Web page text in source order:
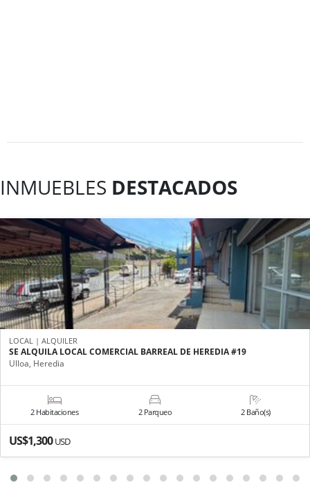
INMUEBLES DESTACADOS
LOCAL | ALQUILER
SE ALQUILA LOCAL COMERCIAL BARREAL DE HEREDIA #19
Ulloa, Heredia
2 Habitaciones 2 Parqueo 2 Baño(s)
US$1,300USD